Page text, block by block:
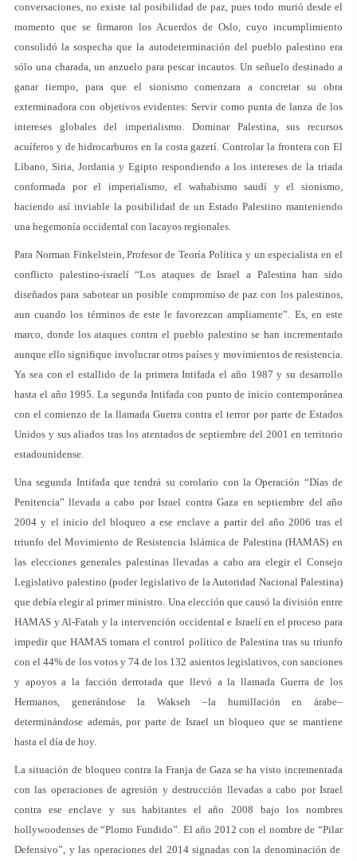
conversaciones, no existe tal posibilidad de paz, pues todo murió desde el
momento que se firmaron los Acuerdos de Oslo, cuyo incumplimiento
consolidó la sospecha que la autodeterminación del pueblo palestino era
sólo una charada, un anzuelo para pescar incautos. Un señuelo destinado a
ganar tiempo, para que el sionismo comenzara a concretar su obra
exterminadora con objetivos evidentes: Servir como punta de lanza de los
intereses globales del imperialismo. Dominar Palestina, sus recursos
acuíferos y de hidrocarburos en la costa gazetí. Controlar la frontera con El
Líbano, Siria, Jordania y Egipto respondiendo a los intereses de la triada
conformada por el imperialismo, el wahabismo saudí y el sionismo,
haciendo así inviable la posibilidad de un Estado Palestino manteniendo
una hegemonía occidental con lacayos regionales.
Para Norman Finkelstein, Profesor de Teoría Política y un especialista en el
conflicto palestino-israelí “Los ataques de Israel a Palestina han sido
diseñados para sabotear un posible compromiso de paz con los palestinos,
aun cuando los términos de este le favorezcan ampliamente”. Es, en este
marco, donde los ataques contra el pueblo palestino se han incrementado
aunque ello signifique involucrar otros países y movimientos de resistencia.
Ya sea con el estallido de la primera Intifada el año 1987 y su desarrollo
hasta el año 1995. La segunda Intifada con punto de inicio contemporánea
con el comienzo de la llamada Guerra contra el terror por parte de Estados
Unidos y sus aliados tras los atentados de septiembre del 2001 en territorio
estadounidense.
Una segunda Intifada que tendrá su corolario con la Operación “Días de
Penitencia” llevada a cabo por Israel contra Gaza en septiembre del año
2004 y el inicio del bloqueo a ese enclave a partir del año 2006 tras el
triunfo del Movimiento de Resistencia Islámica de Palestina (HAMAS) en
las elecciones generales palestinas llevadas a cabo ara elegir el Consejo
Legislativo palestino (poder legislativo de la Autoridad Nacional Palestina)
que debía elegir al primer ministro. Una elección que causó la división entre
HAMAS y Al-Fatah y la intervención occidental e Israelí en el proceso para
impedir que HAMAS tomara el control político de Palestina tras su triunfo
con el 44% de los votos y 74 de los 132 asientos legislativos, con sanciones
y apoyos a la facción derrotada que llevó a la llamada Guerra de los
Hermanos, generándose la Wakseh –la humillación en árabe–
determinándose además, por parte de Israel un bloqueo que se mantiene
hasta el día de hoy.
La situación de bloqueo contra la Franja de Gaza se ha visto incrementada
con las operaciones de agresión y destrucción llevadas a cabo por Israel
contra ese enclave y sus habitantes el año 2008 bajo los nombres
hollywoodenses de “Plomo Fundido”. El año 2012 con el nombre de “Pilar
Defensivo”, y las operaciones del 2014 signadas con la denominación de